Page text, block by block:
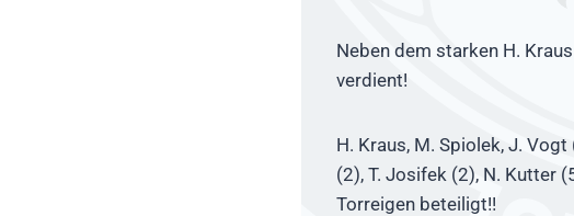
Neben dem starken H.
verdient!
H. Kraus, M. Spiolek, J.
(2), T. Josifek (2), N. Kutter
Torreigen beteiligt!!